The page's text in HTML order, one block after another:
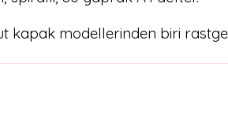
kapak modellerinden biri